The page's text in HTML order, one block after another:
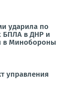
ударила по
БПЛА в ДНР и
в Минобороны
управления